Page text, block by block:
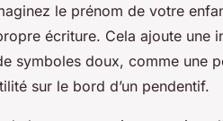
le prénom de votre
écriture. Cela ajoute une
symboles doux, comme une
sur le bord d’un pendentif.